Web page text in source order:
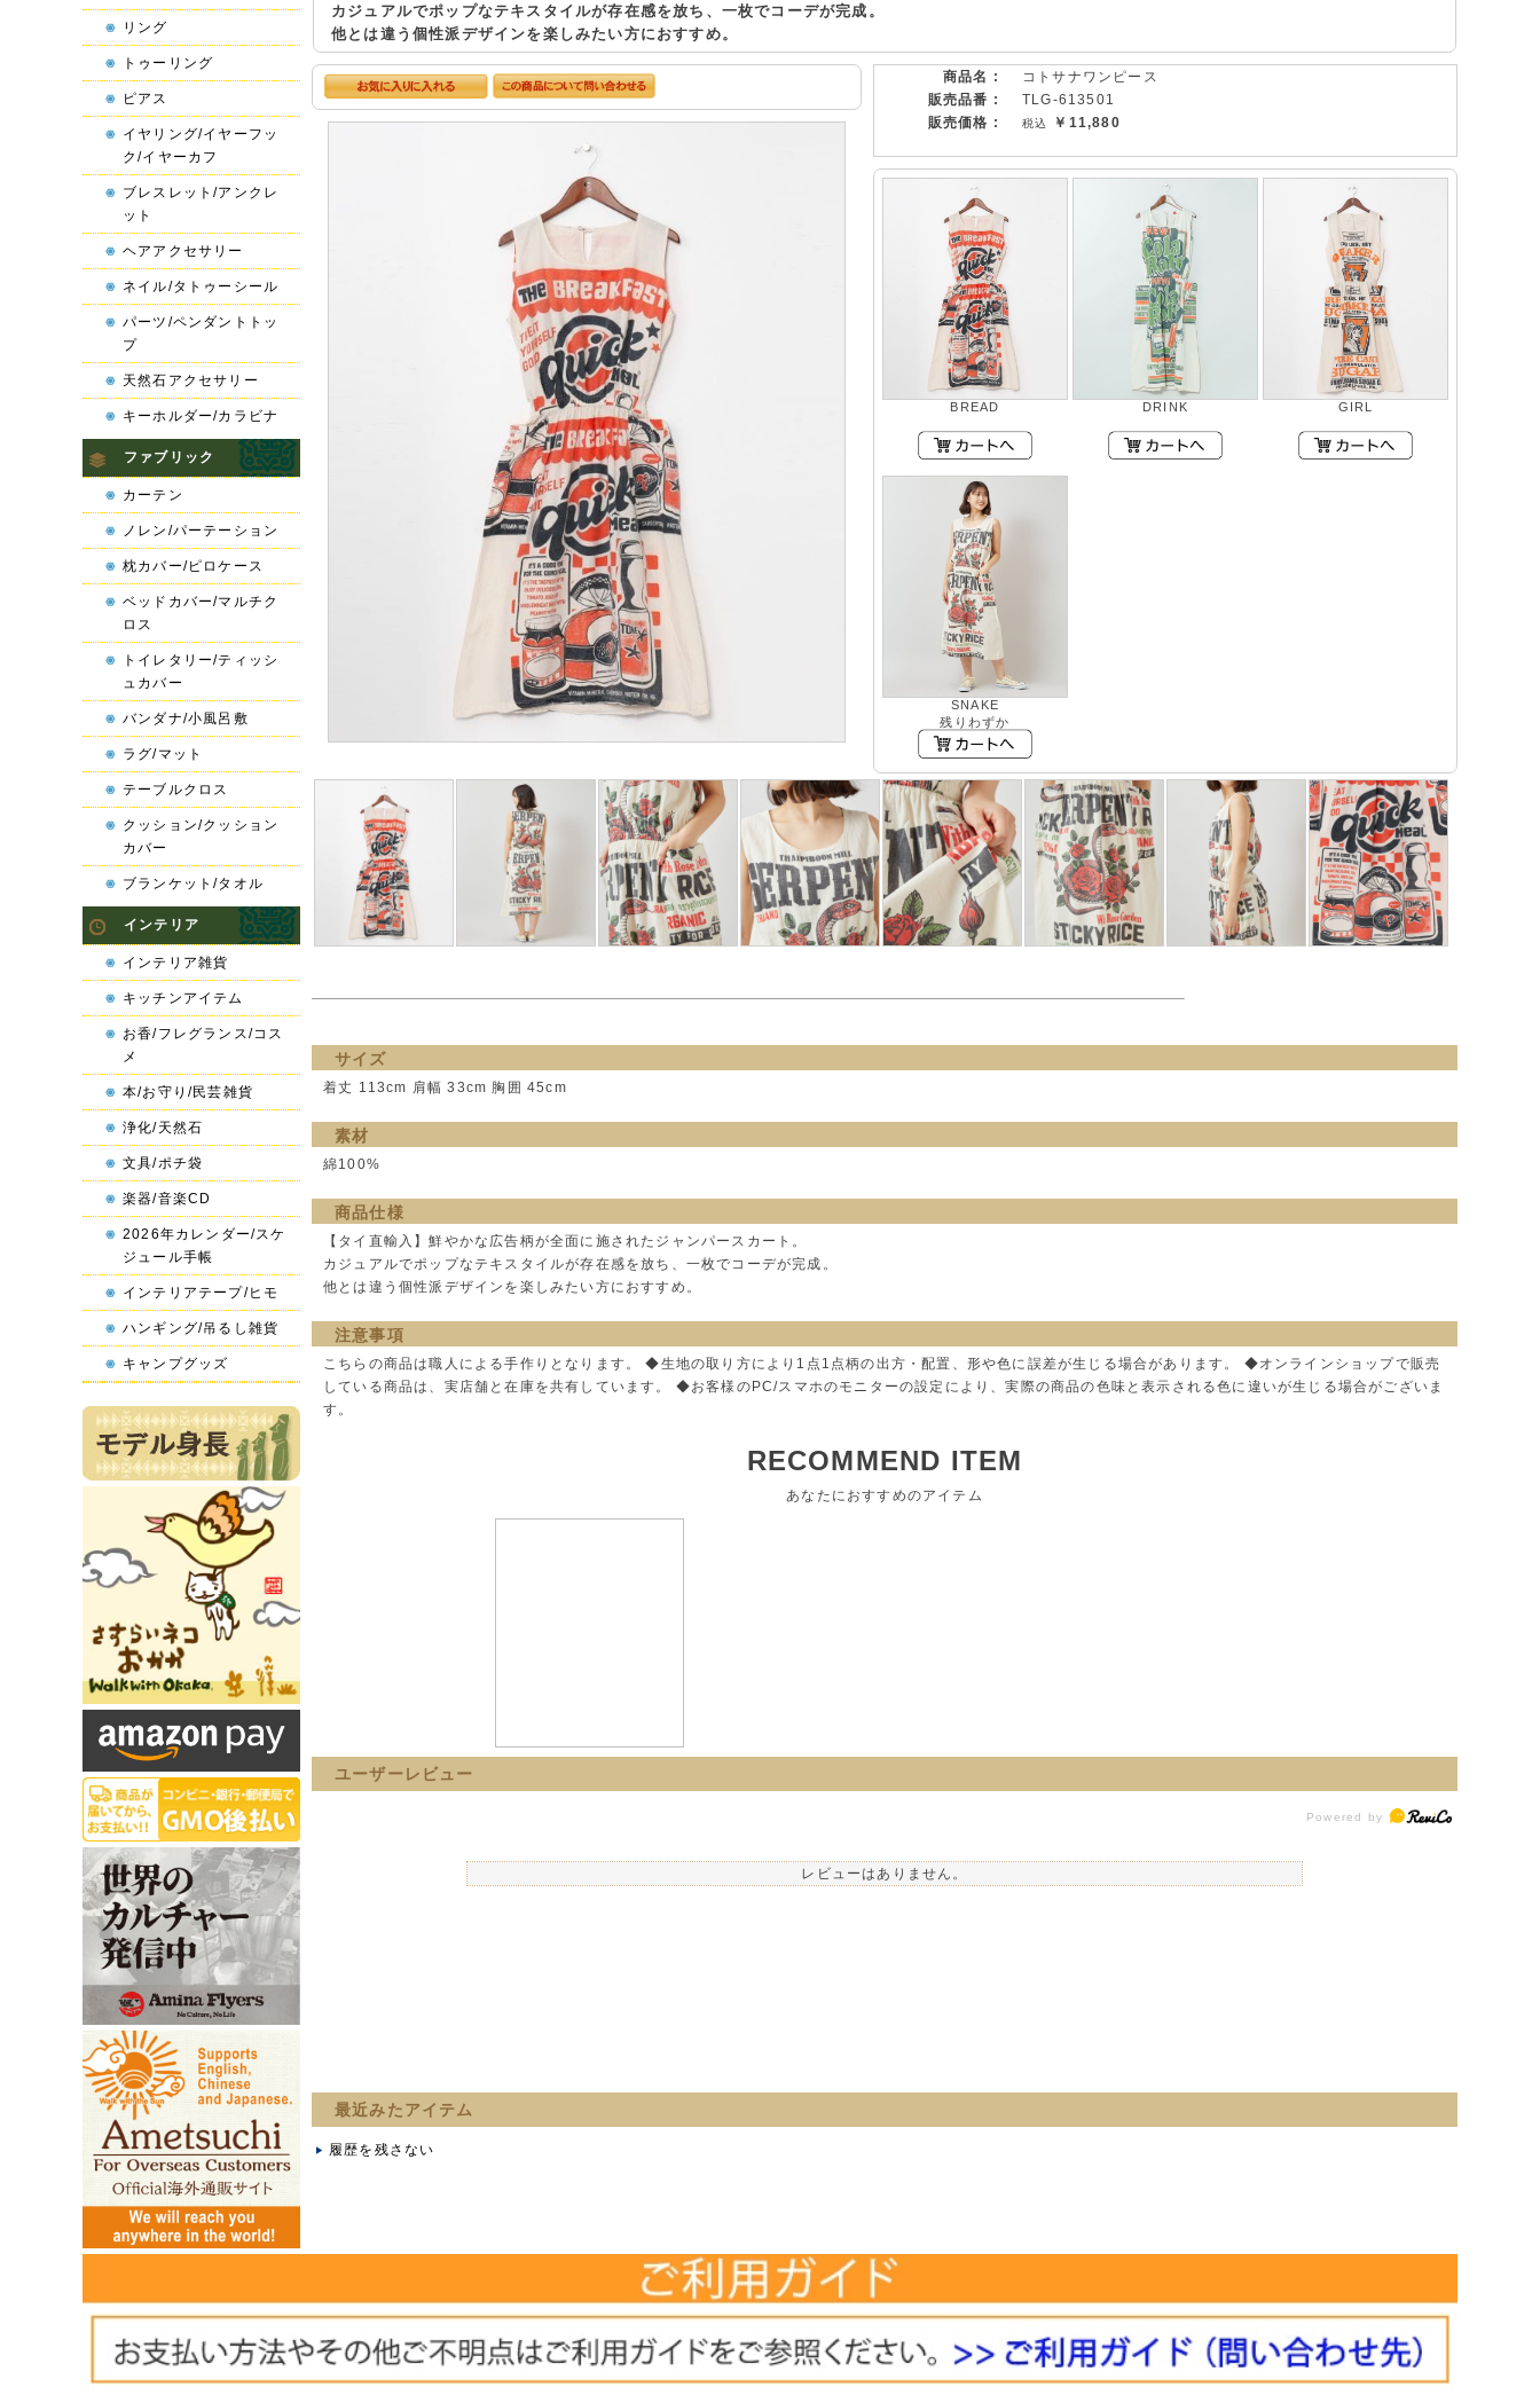
カジュアルでポップなテキスタイルが存在感を放ち、一枚でコーデが完成。
他とは違う個性派デザインを楽しみたい方におすすめ。
商品名 :
コトサナワンピース
販売品番 :
TLG-613501
販売価格 :
￥11,880
BREAD DRINK GIRL
SNAKE
残りわずか
サイズ
着丈 113cm 肩幅 33cm 胸囲 45cm
素材
綿100%
商品仕様
【タイ直輸入】鮮やかな広告柄が全面に施されたジャンパースカート。
カジュアルでポップなテキスタイルが存在感を放ち、一枚でコーデが完成。
他とは違う個性派デザインを楽しみたい方におすすめ。
注意事項
こちらの商品は職人による手作りとなります。 ◆生地の取り方により1点1点柄の出方・配置、形や色に誤差が生じる場合があります。 ◆オンラインショップで販売
している商品は、実店舗と在庫を共有しています。 ◆お客様のPC/スマホのモニターの設定により、実際の商品の色味と表示される色に違いが生じる場合がございま
す。
RECOMMEND ITEM
あなたにおすすめのアイテム
ユーザーレビュー
レビューはありません。
最近みたアイテム
履歴を残さない
リング
トゥーリング
ピアス
イヤリング/イヤーフッ
ク/イヤーカフ
ブレスレット/アンクレ
ット
ヘアアクセサリー
ネイル/タトゥーシール
パーツ/ペンダントトッ
プ
天然石アクセサリー
キーホルダー/カラビナ
ファブリック
カーテン
ノレン/パーテーション
枕カバー/ピロケース
ベッドカバー/マルチク
ロス
トイレタリー/ティッシ
ュカバー
バンダナ/小風呂敷
ラグ/マット
テーブルクロス
クッション/クッション
カバー
ブランケット/タオル
インテリア
インテリア雑貨
キッチンアイテム
お香/フレグランス/コス
メ
本/お守り/民芸雑貨
浄化/天然石
文具/ポチ袋
楽器/音楽CD
2026年カレンダー/スケ
ジュール手帳
インテリアテープ/ヒモ
ハンギング/吊るし雑貨
キャンプグッズ